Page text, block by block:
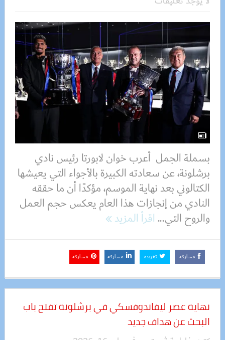
بسملة الجمل أعرب خوان لابورتا رئيس نادي
برشلونة، عن سعادته الكبيرة بالأجواء التي يعيشها
الكتالوني بعد نهاية الموسم، مؤكدًا أن ما حققه
النادي من إنجازات هذا العام يعكس حجم العمل
والروح التي...اقرأ المزيد
مشاركة تغريدة مشاركة مشاركة
نهاية عصر ليفاندوفسكي في برشلونة تفتح باب
البحث عن هداف جديد